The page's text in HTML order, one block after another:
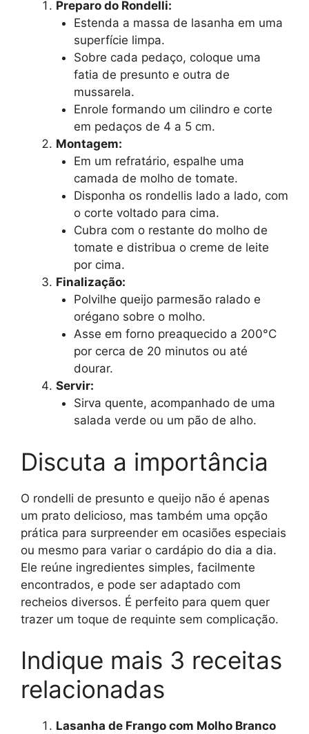
Preparo do Rondelli:
Estenda a massa de lasanha em uma
superfície limpa.
Sobre cada pedaço, coloque uma
fatia de presunto e outra de
mussarela.
Enrole formando um cilindro e corte
em pedaços de 4 a 5 cm.
Montagem:
Em um refratário, espalhe uma
camada de molho de tomate.
Disponha os rondellis lado a lado, com
o corte voltado para cima.
Cubra com o restante do molho de
tomate e distribua o creme de leite
por cima.
Finalização:
Polvilhe queijo parmesão ralado e
orégano sobre o molho.
Asse em forno preaquecido a 200°C
por cerca de 20 minutos ou até
dourar.
Servir:
Sirva quente, acompanhado de uma
salada verde ou um pão de alho.
Discuta a importância
O rondelli de presunto e queijo não é apenas
um prato delicioso, mas também uma opção
prática para surpreender em ocasiões especiais
ou mesmo para variar o cardápio do dia a dia.
Ele reúne ingredientes simples, facilmente
encontrados, e pode ser adaptado com
recheios diversos. É perfeito para quem quer
trazer um toque de requinte sem complicação.
Indique mais 3 receitas
relacionadas
Lasanha de Frango com Molho Branco